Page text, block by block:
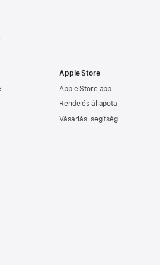
Apple Store
Apple Store app
Rendelés állapota
Vásárlási segítség